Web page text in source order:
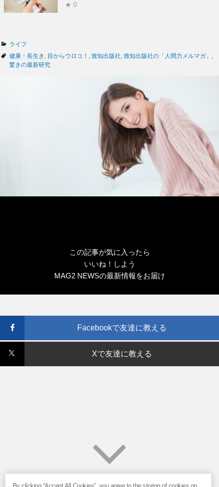
★ 0
カ
テ
ゴ
ライフ
タ
グ
健康・長生き 目からウロコ！ 致知出版社 致知出版社の「人間力メルマガ」
驚きの最新研究
この記事が気に入ったら
いいね！しよう
MAG2 NEWSの最新情報をお届け
Facebookで友達に教える
Xで友達に教える